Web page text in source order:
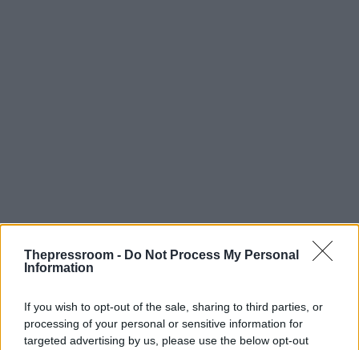
Thepressroom - Do Not Process My Personal
Information
If you wish to opt-out of the sale, sharing to third parties, or
processing of your personal or sensitive information for
targeted advertising by us, please use the below opt-out
ουρανίου αποτελεί ένα από τα βασικά ζητήματα
που αναμένεται να κυριαρχήσουν στις επικείμενες
επιδιώκει την απομάκρυνση ή τον αυστηρό
έλεγχο των αποθεμάτων, ενώ η Τεχεράνη
απορρίπτει μέχρι στιγμής ένα τέτοιο ενδεχόμενο.